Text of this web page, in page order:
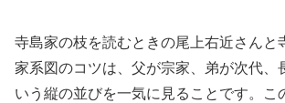
寺島家の枝を読むときの尾上右近さんと
家系図のコツは、父が宗家、弟が次代、
いう縦の並びを一気に見ることです。こ